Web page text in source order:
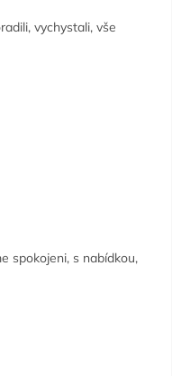
vychystali, vše
5 z 5 hvězdiček.
5 z 5 hvězdiček.
spokojeni, s nabídkou,
5 z 5 hvězdiček.